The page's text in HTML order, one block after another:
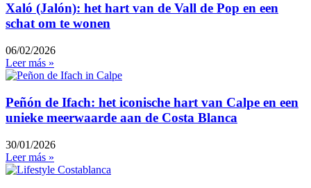
Xaló (Jalón): het hart van de Vall de Pop en een
schat om te wonen
06/02/2026
Leer más »
Peñón de Ifach: het iconische hart van Calpe en een
unieke meerwaarde aan de Costa Blanca
30/01/2026
Leer más »